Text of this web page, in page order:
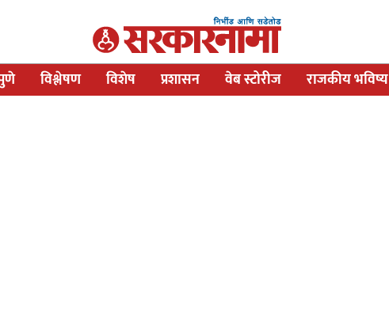
विश्लेषण विशेष प्रशासन वेब स्टोरीज राजकीय भविष्य